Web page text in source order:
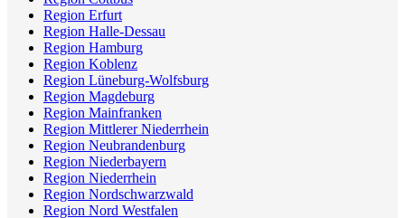
Region Erfurt
Region Halle-Dessau
Region Hamburg
Region Koblenz
Region Lüneburg-Wolfsburg
Region Magdeburg
Region Mainfranken
Region Mittlerer Niederrhein
Region Neubrandenburg
Region Niederbayern
Region Niederrhein
Region Nordschwarzwald
Region Nord Westfalen